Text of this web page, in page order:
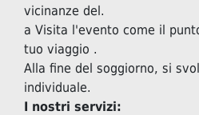
vicinanze del.
a Visita l'evento come il
tuo viaggio .
Alla fine del soggiorno, si
individuale.
I nostri servizi: